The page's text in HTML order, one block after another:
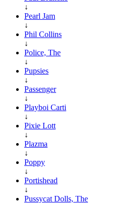
↓
Pearl Jam
↓
Phil Collins
↓
Police, The
↓
Pupsies
↓
Passenger
↓
Playboi Carti
↓
Pixie Lott
↓
Plazma
↓
Poppy
↓
Portishead
↓
Pussycat Dolls, The